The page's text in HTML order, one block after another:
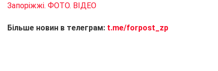
Запоріжжі. ФОТО. ВІДЕО
Більше новин в телеграм: t.me/forpost_zp